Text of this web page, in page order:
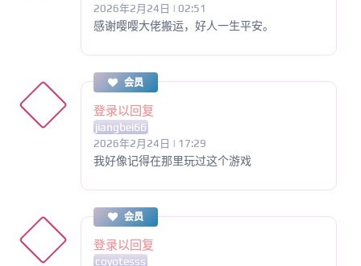
2026年2月24日 | 02:51
感谢嘤嘤大佬搬运，好人一生平安。
会员
登录以回复
jiangbei66
2026年2月24日 | 17:29
我好像记得在那里玩过这个游戏
会员
登录以回复
coyotesss